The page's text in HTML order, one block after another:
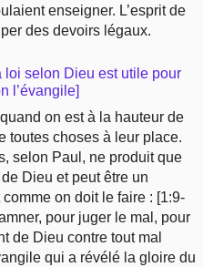
enseigner. L’esprit de
des devoirs légaux.
loi selon Dieu est utile pour
l’évangile]
on est à la hauteur de
toutes choses à leur place.
selon Paul, ne produit que
Dieu et peut être un
comme on doit le faire : [1:9-
pour juger le mal, pour
de Dieu contre tout mal
qui a révélé la gloire du